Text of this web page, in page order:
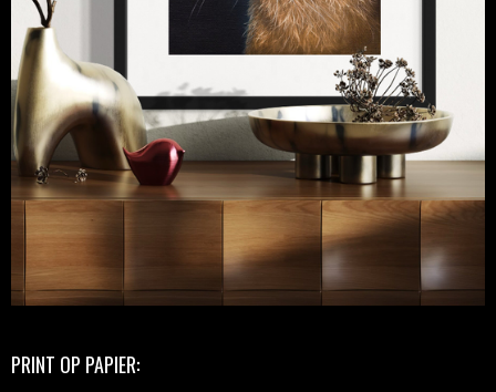
PRINT OP PAPIER: